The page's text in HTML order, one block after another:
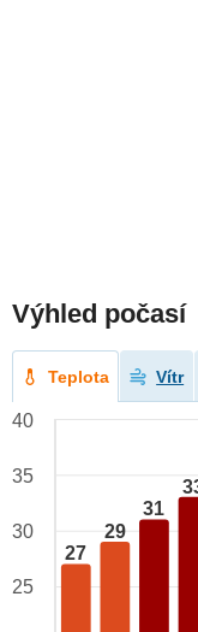
Výhled počasí
Teplota Vítr
27
29
31
40
35
30
25